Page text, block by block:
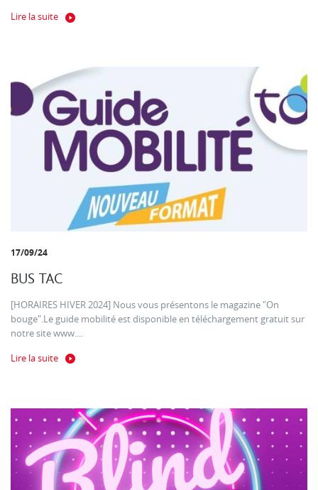
Lire la suite
17/09/24
BUS TAC
[HORAIRES HIVER 2024] Nous vous présentons le magazine "On
bouge".Le guide mobilité est disponible en téléchargement gratuit sur
notre site www....
Lire la suite